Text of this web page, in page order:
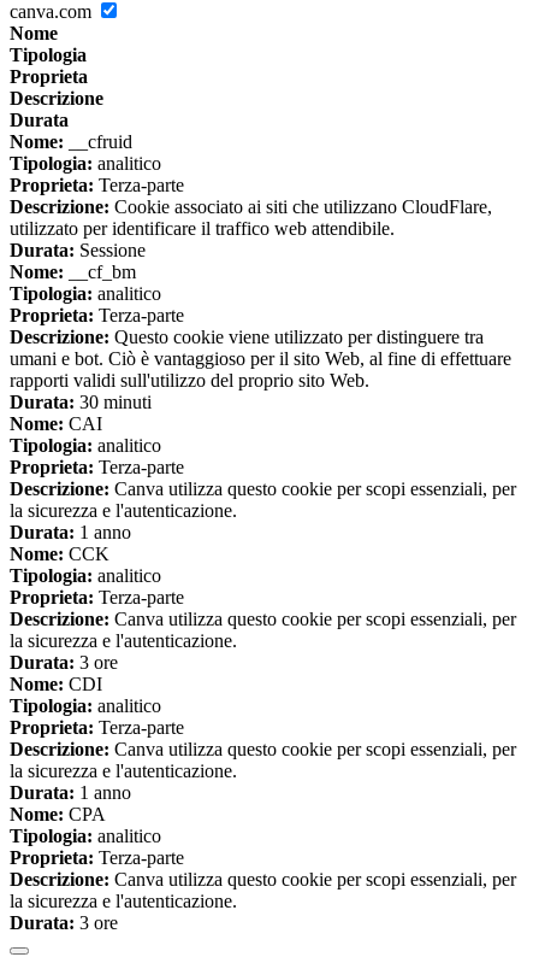
canva.com
Nome
Tipologia
Proprieta
Descrizione
Durata
Nome: __cfruid
Tipologia: analitico
Proprieta: Terza-parte
Descrizione: Cookie associato ai siti che utilizzano CloudFlare,
utilizzato per identificare il traffico web attendibile.
Durata: Sessione
Nome: __cf_bm
Tipologia: analitico
Proprieta: Terza-parte
Descrizione: Questo cookie viene utilizzato per distinguere tra
umani e bot. Ciò è vantaggioso per il sito Web, al fine di effettuare
rapporti validi sull'utilizzo del proprio sito Web.
Durata: 30 minuti
Nome: CAI
Tipologia: analitico
Proprieta: Terza-parte
Descrizione: Canva utilizza questo cookie per scopi essenziali, per
la sicurezza e l'autenticazione.
Durata: 1 anno
Nome: CCK
Tipologia: analitico
Proprieta: Terza-parte
Descrizione: Canva utilizza questo cookie per scopi essenziali, per
la sicurezza e l'autenticazione.
Durata: 3 ore
Nome: CDI
Tipologia: analitico
Proprieta: Terza-parte
Descrizione: Canva utilizza questo cookie per scopi essenziali, per
la sicurezza e l'autenticazione.
Durata: 1 anno
Nome: CPA
Tipologia: analitico
Proprieta: Terza-parte
Descrizione: Canva utilizza questo cookie per scopi essenziali, per
la sicurezza e l'autenticazione.
Durata: 3 ore